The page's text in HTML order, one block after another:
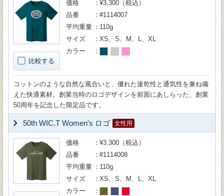
比較する
価格
¥3,300（税込）
品番
#1114007
平均重量
110g
サイズ
XS、S、M、L、XL
カラー
コットンのような自然な風合いと、優れた速乾性と通気性を兼ね備
えた快適素材。創業当時のロゴデザインを前面にあしらった、創業
50周年を記念した限定品です。
50th WIC.T Women's ロゴ 女性用
価格
¥3,300（税込）
品番
#1114008
平均重量
110g
サイズ
XS、S、M、L、XL
カラー